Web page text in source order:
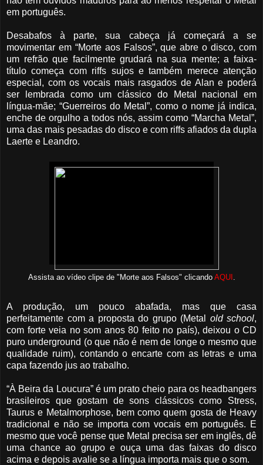
em português.
Desabafos à parte, sua cabeça já começará a se
movimentar em “Morte aos Falsos”, que abre o disco, com
um refrão que facilmente grudará na sua mente; a faixa-
título começa com riffs sujos e também merece atenção
especial, com os vocais mais rasgados de Alan e poderá
ser lembrada como um clássico do Metal nacional em
língua-mãe; “Guerreiros do Metal”, como o nome já indica,
enche de orgulho a todos nós, assim como “Marcha Metal”,
uma das mais pesadas do disco e com riffs afiados da dupla
Laerte e Leandro.
Assista ao vídeo clipe de "Morte aos Falsos" clicando AQUI .
A produção, um pouco abafada, mas que casa
perfeitamente com a proposta do grupo (Metal old school,
com forte veia no som anos 80 feito no país), deixou o CD
puro underground (o que não é nem de longe o mesmo que
qualidade ruim), contando o encarte com as letras e uma
capa fazendo jus ao trabalho.
“À Beira da Loucura” é um prato cheio para os headbangers
brasileiros que gostam de sons clássicos como Stress,
Taurus e Metalmorphose, bem como quem gosta de Heavy
tradicional e não se importa com vocais em português. E
mesmo que você pense que Metal precisa ser em inglês, dê
uma chance ao grupo e ouça uma das faixas do disco
acima e depois avalie se a língua importa mais que o som.